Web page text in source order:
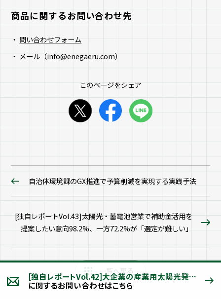
商品に関するお問い合わせ先
問い合わせフォーム
メール（info@enegaeru.com）
このページをシェア
自治体環境課のGX推進で予算削減を実現する実践手法
[独自レポートVol.43]太陽光・蓄電池営業で補助金活用を
提案したい意向98.2%、一方72.2%が「選定が難しい」
一覧へ戻る
[独自レポートVol.42]大企業の産業用太陽光発電、「最適な導入タイミング」と決裁突破に必要な「説得材料」とは
に関するお問い合わせはこちら